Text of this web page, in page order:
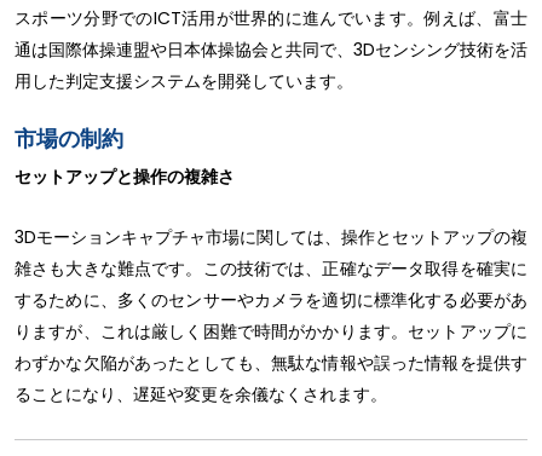
スポーツ分野でのICT活用が世界的に進んでいます。例えば、富士
通は国際体操連盟や日本体操協会と共同で、3Dセンシング技術を活
用した判定支援システムを開発しています。
市場の制約
セットアップと操作の複雑さ
3Dモーションキャプチャ市場に関しては、操作とセットアップの複
雑さも大きな難点です。この技術では、正確なデータ取得を確実に
するために、多くのセンサーやカメラを適切に標準化する必要があ
りますが、これは厳しく困難で時間がかかります。セットアップに
わずかな欠陥があったとしても、無駄な情報や誤った情報を提供す
ることになり、遅延や変更を余儀なくされます。